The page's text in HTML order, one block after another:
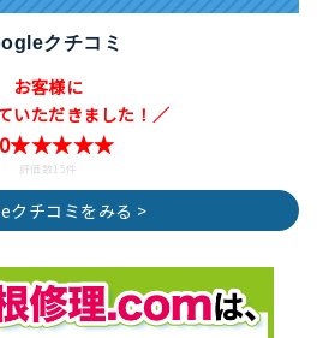
クチコミ
お客様に
いただきました！／
評価数15件
クチコミをみる >